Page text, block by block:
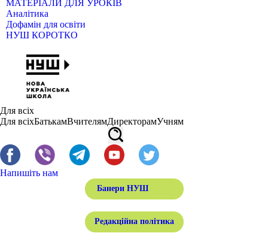
МАТЕРІАЛИ ДЛЯ УРОКІВ
Аналітика
Дофамін для освіти
НУШ КОРОТКО
Для всіх
Для всіхБатькамВчителямДиректорамУчням
Напишіть нам
Банери НУШ
Редакційна політика